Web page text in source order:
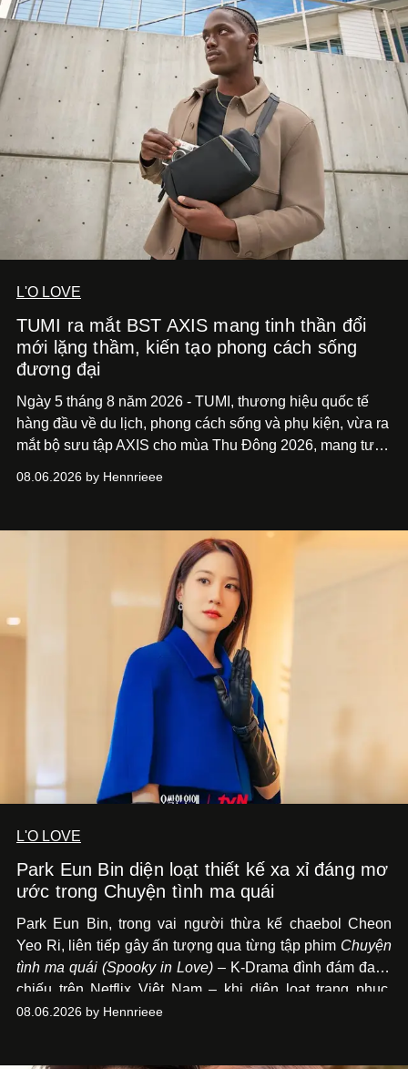
solo được đầu tư toàn diện từ sáng tác, sản xuất, trình
diễn đến hình ảnh.
L'O LOVE
TUMI ra mắt BST AXIS mang tinh thần đổi
mới lặng thầm, kiến tạo phong cách sống
đương đại
Ngày 5 tháng 8 năm 2026 - TUMI, thương hiệu quốc tế
hàng đầu về du lịch, phong cách sống và phụ kiện, vừa ra
mắt bộ sưu tập AXIS cho mùa Thu Đông 2026, mang tư
và phong cách sống hiện đại bằng thiết kế sắc nét, chuẩn
08.06.2026 by Hennrieee
L'O LOVE
Park Eun Bin diện loạt thiết kế xa xỉ đáng mơ
ước trong Chuyện tình ma quái
Park Eun Bin, trong vai người thừa kế chaebol Cheon
Yeo Ri, liên tiếp gây ấn tượng qua từng tập phim Chuyện
tình ma quái (Spooky in Love) – K-Drama đình đám đang
chiếu trên Netflix Việt Nam – khi diện loạt trang phục,
đồng hồ & trang sức xa xỉ tương xứng với địa vị trên màn
08.06.2026 by Hennrieee